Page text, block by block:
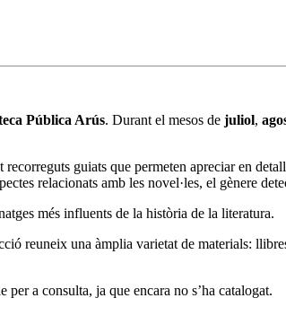
Pública Arús. Durant el mesos de juliol,
guiats que permeten apreciar en
relacionats amb les novel·les, el gènere
més influents de la història de la literatura.
reuneix una àmplia varietat de materials:
a consulta, ja que encara no s’ha catalogat.